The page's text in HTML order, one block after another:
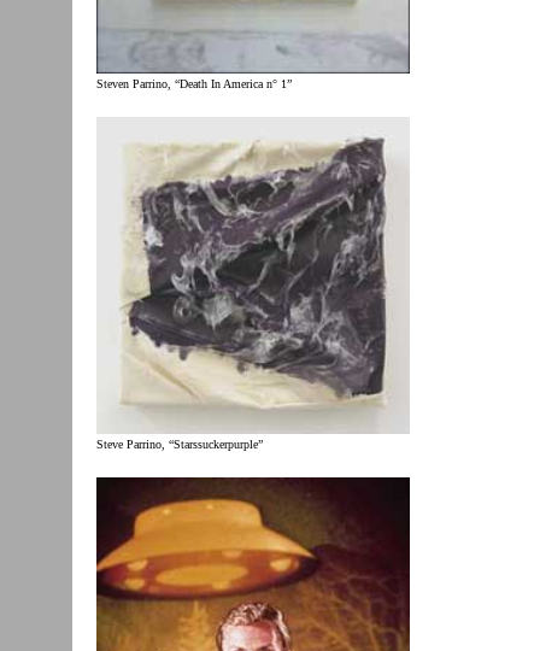
Steven Parrino, “Death In America n° 1”
Steve Parrino, “Starssuckerpurple”